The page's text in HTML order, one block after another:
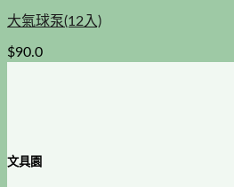
大氣球泵(12入)
$90.0
文具園